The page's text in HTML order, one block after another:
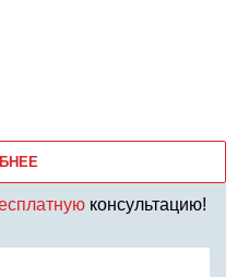
консультацию!